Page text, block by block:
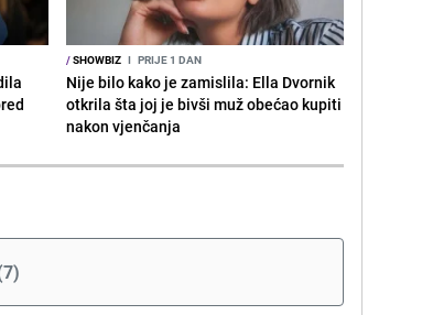
/SHOWBIZ I PRIJE 1 DAN
Nije bilo kako je zamislila: Ella Dvornik
otkrila šta joj je bivši muž obećao kupiti
nakon vjenčanja
7)